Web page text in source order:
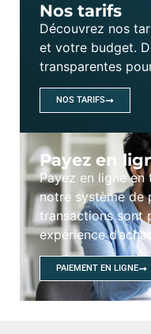
Nos tarifs
Découvrez nos
et votre budget.
transparentes
NOS TARIFS
Payez en
Payez en ligne en
notre système de
transactions sont
expérience
PAIEMENT EN LIGNE